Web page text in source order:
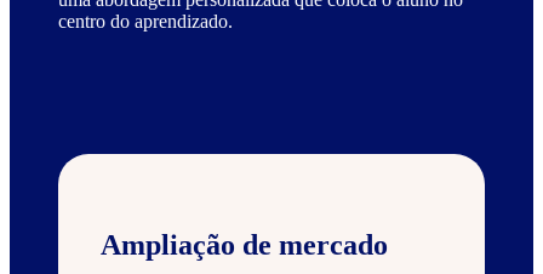
centro do aprendizado.
Ampliação de mercado